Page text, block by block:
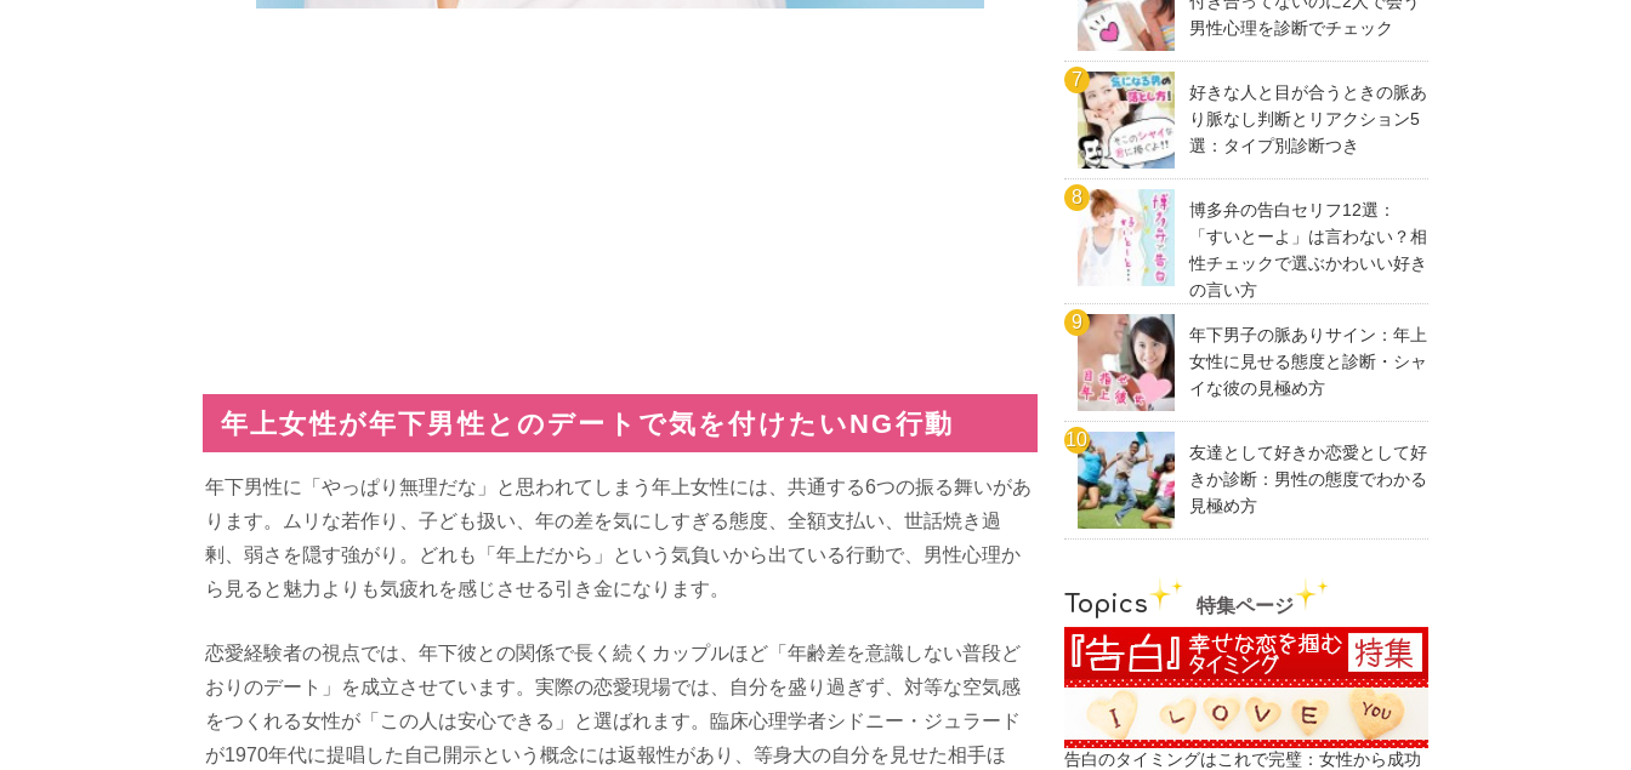
年上女性が年下男性とのデートで気を付けたいNG行動
年下男性に「やっぱり無理だな」と思われてしまう年上女性には、共通する6つの振る舞いがあ
ります。ムリな若作り、子ども扱い、年の差を気にしすぎる態度、全額支払い、世話焼き過
剰、弱さを隠す強がり。どれも「年上だから」という気負いから出ている行動で、男性心理か
ら見ると魅力よりも気疲れを感じさせる引き金になります。
恋愛経験者の視点では、年下彼との関係で長く続くカップルほど「年齢差を意識しない普段ど
おりのデート」を成立させています。実際の恋愛現場では、自分を盛り過ぎず、対等な空気感
をつくれる女性が「この人は安心できる」と選ばれます。臨床心理学者シドニー・ジュラード
が1970年代に提唱した自己開示という概念には返報性があり、等身大の自分を見せた相手ほ
男性心理を診断でチェック
好きな人と目が合うときの脈あ
り脈なし判断とリアクション5
選：タイプ別診断つき
博多弁の告白セリフ12選：
「すいとーよ」は言わない？相
性チェックで選ぶかわいい好き
の言い方
年下男子の脈ありサイン：年上
女性に見せる態度と診断・シャ
イな彼の見極め方
友達として好きか恋愛として好
きか診断：男性の態度でわかる
見極め方
Topics 特集ページ
告白のタイミングはこれで完璧：女性から成功